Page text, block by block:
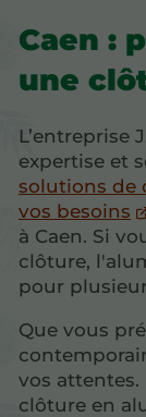
Caen :
une
L’entreprise
expertise et
solutions de
vos besoins
à Caen. Si
clôture,
pour
Que vous
vos attentes.
clôture en